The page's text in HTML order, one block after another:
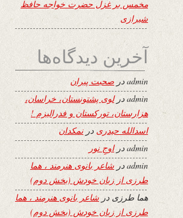
مخمس بر غزل حضرت خواجه حافظ
شیرازی
آخرین دیدگاه‌ها
adminدر صحبت پیران
admin درلوی پشتونستان، خراسان،
هزارستان، تورکستان و فدرالیزم !
اسدالله حیدری درنمکدان
adminدراوجِ نور
adminدر شاعر بانوی هنرمند ، هما
طرزی از زبان خودش (بخش دوم)
هما طرزی در شاعر بانوی هنرمند ، هما
طرزی از زبان خودش (بخش دوم)